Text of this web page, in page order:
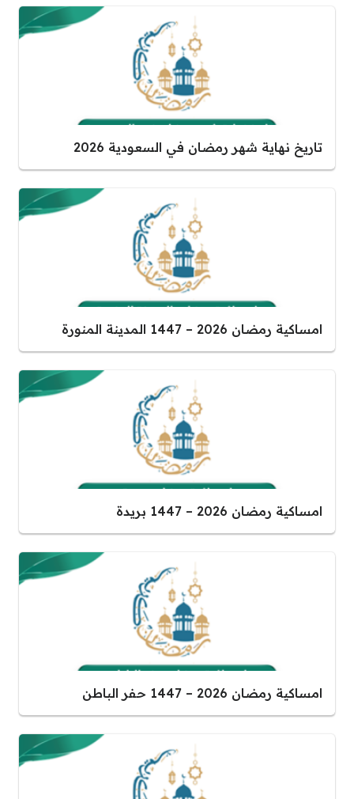
تاريخ نهاية شهر رمضان في السعودية 2026
امساكية رمضان 2026 – 1447 المدينة المنورة
امساكية رمضان 2026 – 1447 بريدة
امساكية رمضان 2026 – 1447 حفر الباطن